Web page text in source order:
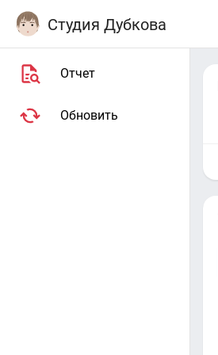
Студия Дубкова
Отчет
Обновить